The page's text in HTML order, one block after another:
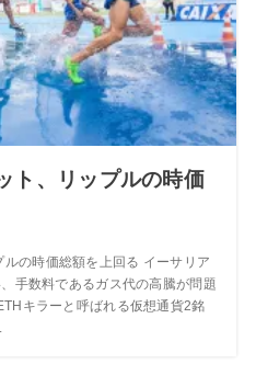
ト、リップルの時価
の時価総額を上回る イーサリア
手数料であるガス代の高騰が問題
キラーと呼ばれる仮想通貨2銘